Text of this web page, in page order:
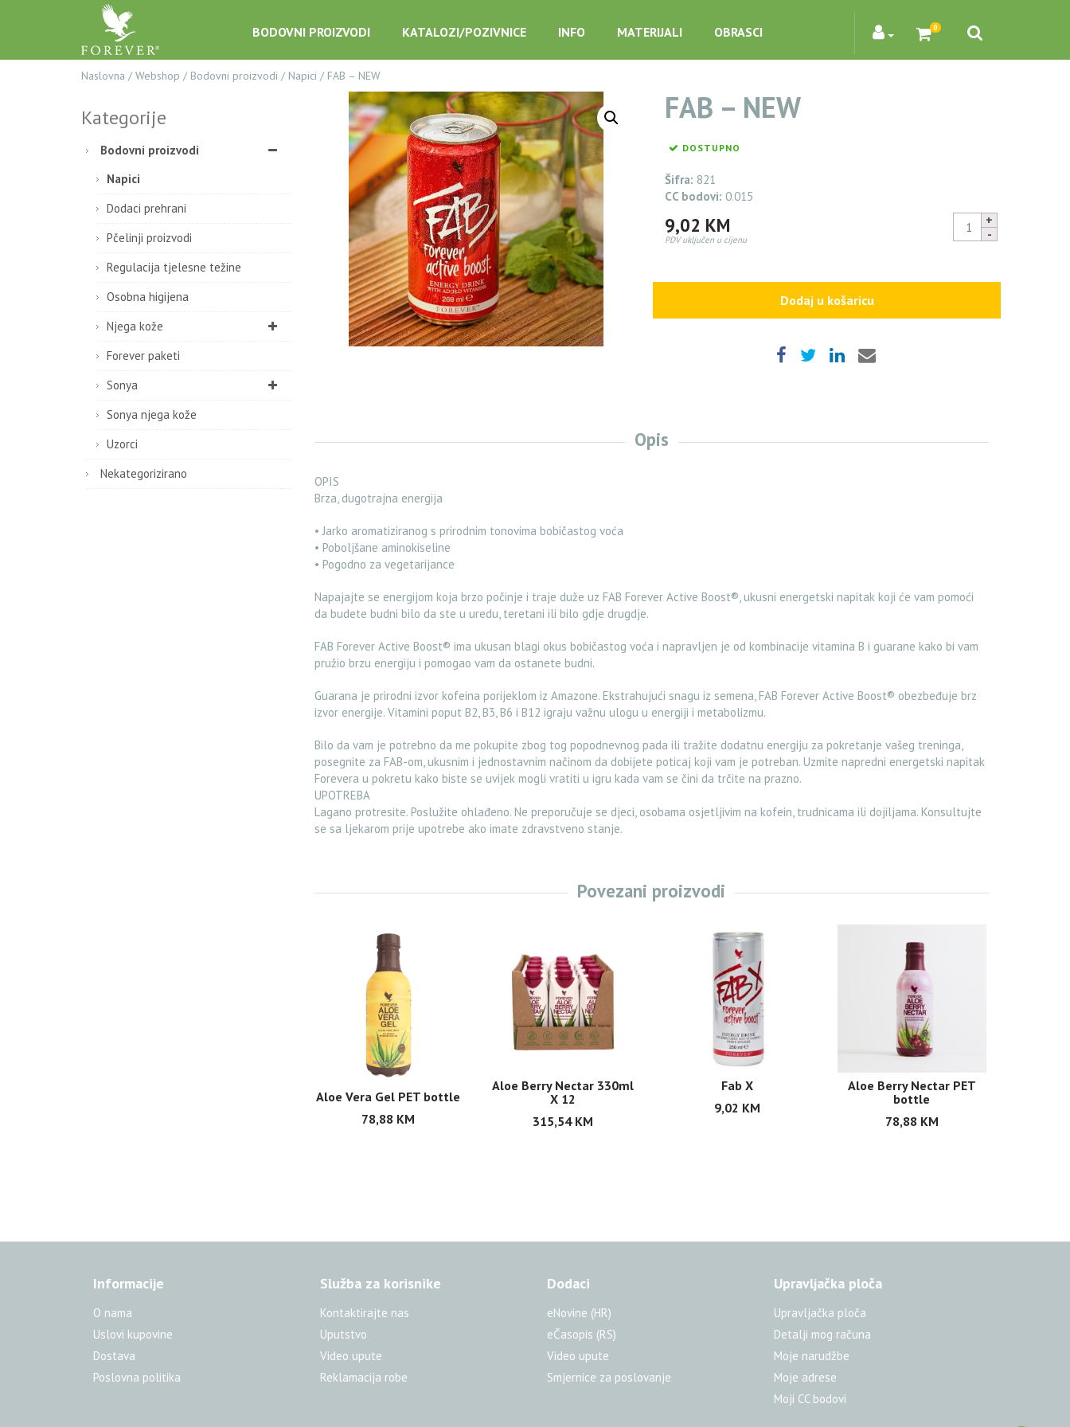
0
BODOVNI PROIZVODI KATALOZI/POZIVNICE INFO MATERIJALI OBRASCI
Naslovna / Webshop / Bodovni proizvodi / Napici / FAB – NEW
Kategorije
Bodovni proizvodi
Napici
Dodaci prehrani
Pčelinji proizvodi
Regulacija tjelesne težine
Osobna higijena
Njega kože
Forever paketi
Sonya
Sonya njega kože
Uzorci
Nekategorizirano
FAB – NEW
DOSTUPNO
Šifra: 821
CC bodovi: 0.015
9,02 KM
PDV uključen u cijenu
FAB
-
Dodaj u košaricu
Opis
OPIS
Brza, dugotrajna energija
• Jarko aromatiziranog s prirodnim tonovima bobičastog voća
• Poboljšane aminokiseline
• Pogodno za vegetarijance
Napajajte se energijom koja brzo počinje i traje duže uz FAB Forever Active Boost®, ukusni energetski napitak koji će vam pomoći
da budete budni bilo da ste u uredu, teretani ili bilo gdje drugdje.
FAB Forever Active Boost® ima ukusan blagi okus bobičastog voća i napravljen je od kombinacije vitamina B i guarane kako bi vam
pružio brzu energiju i pomogao vam da ostanete budni.
Guarana je prirodni izvor kofeina porijeklom iz Amazone. Ekstrahujući snagu iz semena, FAB Forever Active Boost® obezbeđuje brz
izvor energije. Vitamini poput B2, B3, B6 i B12 igraju važnu ulogu u energiji i metabolizmu.
Bilo da vam je potrebno da me pokupite zbog tog popodnevnog pada ili tražite dodatnu energiju za pokretanje vašeg treninga,
posegnite za FAB-om, ukusnim i jednostavnim načinom da dobijete poticaj koji vam je potreban. Uzmite napredni energetski napitak
Forevera u pokretu kako biste se uvijek mogli vratiti u igru kada vam se čini da trčite na prazno.
UPOTREBA
Lagano protresite. Poslužite ohlađeno. Ne preporučuje se djeci, osobama osjetljivim na kofein, trudnicama ili dojiljama. Konsultujte
se sa ljekarom prije upotrebe ako imate zdravstveno stanje.
Povezani proizvodi
Aloe Vera Gel PET bottle
78,88 KM
Aloe Berry Nectar 330ml
X 12
315,54 KM
Fab X
9,02 KM
Aloe Berry Nectar PET
bottle
78,88 KM
Informacije
O nama
Uslovi kupovine
Dostava
Poslovna politika
Služba za korisnike
Kontaktirajte nas
Uputstvo
Video upute
Reklamacija robe
Dodaci
eNovine (HR)
eČasopis (RS)
Video upute
Smjernice za poslovanje
Upravljačka ploča
Upravljačka ploča
Detalji mog računa
Moje narudžbe
Moje adrese
Moji CC bodovi